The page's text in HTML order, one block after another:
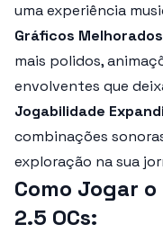
uma experiência
Gráficos
mais polidos,
envolventes que
Jogabilidade
combinações
exploração na sua
Como Jogar
2.5 OCs: